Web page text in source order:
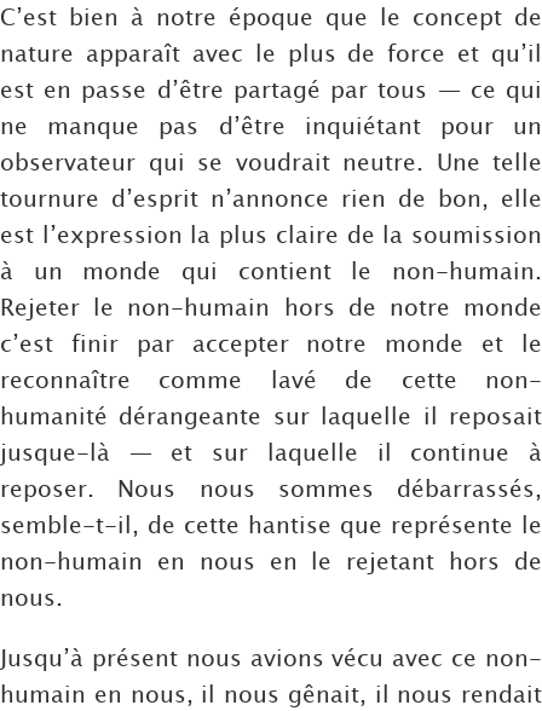
C’est bien à notre époque que le concept de
nature apparaît avec le plus de force et qu’il
est en passe d’être partagé par tous — ce qui
ne manque pas d’être inquiétant pour un
observateur qui se voudrait neutre. Une telle
tournure d’esprit n’annonce rien de bon, elle
est l’expression la plus claire de la soumission
à un monde qui contient le non-humain.
Rejeter le non-humain hors de notre monde
c’est finir par accepter notre monde et le
reconnaître comme lavé de cette non-
humanité dérangeante sur laquelle il reposait
jusque-là — et sur laquelle il continue à
reposer. Nous nous sommes débarrassés,
semble-t-il, de cette hantise que représente le
non-humain en nous en le rejetant hors de
nous.
Jusqu’à présent nous avions vécu avec ce non-
humain en nous, il nous gênait, il nous rendait